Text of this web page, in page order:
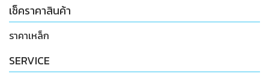
เช็คราคาสินค้า
ราคาเหล็ก
SERVICE